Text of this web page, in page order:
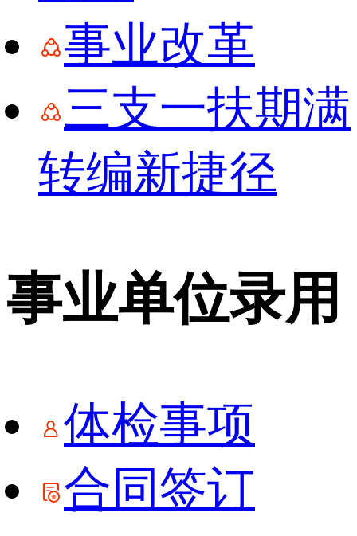
事业改革
三支一扶期满
转编新捷径
事业单位录用
体检事项
合同签订